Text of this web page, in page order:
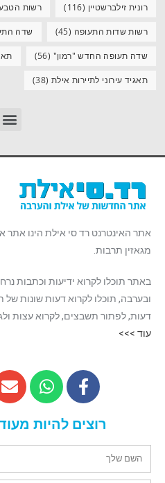
רונית זילברשטיין (116) רשות הטבע
רשות שדות התעופה (45) שדה
שדה תעופה החדש "רמון" (56)
תאגיד עירוני לתיירות אילת (38)
אתר האינטרנט רד סי אילת הינו אתר
מגאזין תרבות.
באתר תוכלו לקרוא ידיעות וכתבות
ובערבה, תוכלו לקרוא דעות שונות של
דעות, לפתור תשבצים, לקרוא עצות
עוד >>>
רוצים להיות